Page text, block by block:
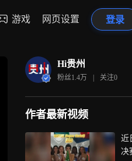
游戏 网页设置 登录
Hi贵州
粉丝1.4万 | 关注0
作者最新视频
近
决